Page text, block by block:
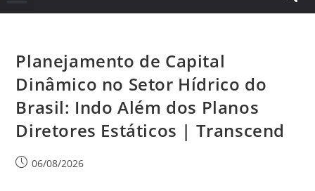
Planejamento de Capital
Dinâmico no Setor Hídrico do
Brasil: Indo Além dos Planos
Diretores Estáticos | Transcend
06/08/2026